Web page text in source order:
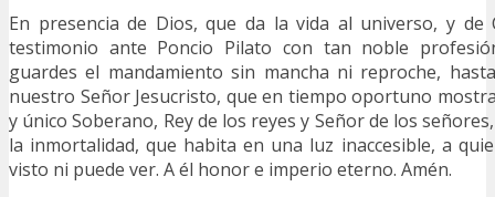
En presencia de Dios, que da la vida al universo, y de
testimonio ante Poncio Pilato con tan noble
guardes el mandamiento sin mancha ni reproche,
nuestro Señor Jesucristo, que en tiempo oportuno
y único Soberano, Rey de los reyes y Señor de los
la inmortalidad, que habita en una luz inaccesible, a
visto ni puede ver. A él honor e imperio eterno. Amén.